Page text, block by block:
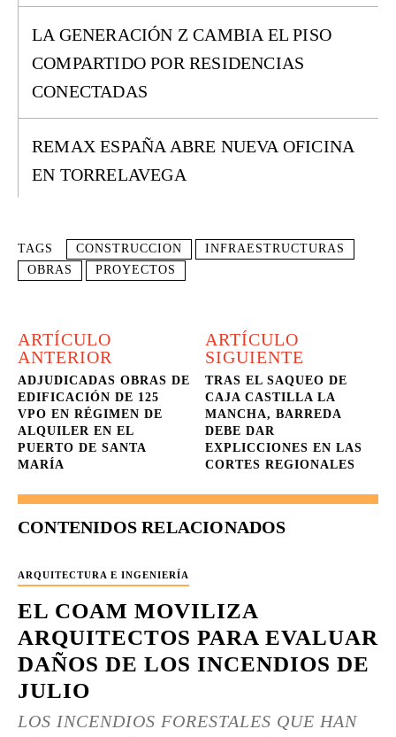
LA GENERACIÓN Z CAMBIA EL PISO
COMPARTIDO POR RESIDENCIAS
CONECTADAS
REMAX ESPAÑA ABRE NUEVA OFICINA
EN TORRELAVEGA
TAGS CONSTRUCCION
INFRAESTRUCTURAS
OBRAS
PROYECTOS
ARTÍCULO
ANTERIOR
ADJUDICADAS OBRAS DE
EDIFICACIÓN DE 125
VPO EN RÉGIMEN DE
ALQUILER EN EL
PUERTO DE SANTA
MARÍA
ARTÍCULO
SIGUIENTE
TRAS EL SAQUEO DE
CAJA CASTILLA LA
MANCHA, BARREDA
DEBE DAR
EXPLICCIONES EN LAS
CORTES REGIONALES
CONTENIDOS RELACIONADOS
ARQUITECTURA E INGENIERÍA
EL COAM MOVILIZA
ARQUITECTOS PARA EVALUAR
DAÑOS DE LOS INCENDIOS DE
JULIO
LOS INCENDIOS FORESTALES QUE HAN